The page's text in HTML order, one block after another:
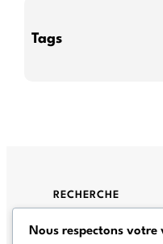
Tags
RECHERCHE
Search
Nous respectons votre